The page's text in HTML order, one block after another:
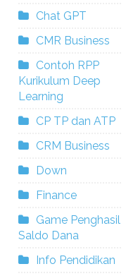
Chat GPT
CMR Business
Contoh RPP
Kurikulum Deep
Learning
CP TP dan ATP
CRM Business
Down
Finance
Game Penghasil
Saldo Dana
Info Pendidikan